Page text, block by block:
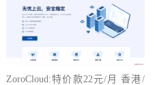
ZoroCloud:特价款22元/月 香港/